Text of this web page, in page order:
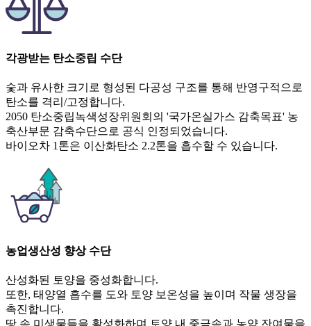
각광받는 탄소중립 수단
숯과 유사한 크기로 형성된 다공성 구조를 통해 반영구적으로
탄소를 격리/고정합니다.
2050 탄소중립녹색성장위원회의 '국가온실가스 감축목표' 농
축산부문 감축수단으로 공식 인정되었습니다.
바이오차 1톤은 이산화탄소 2.2톤을 흡수할 수 있습니다.
농업생산성 향상 수단
산성화된 토양을 중성화합니다.
또한, 태양열 흡수를 도와 토양 보온성을 높이며 작물 생장을
촉진합니다.
땅 속 미생물들을 활성화하며 토양 내 중금속과 농약 잔여물을